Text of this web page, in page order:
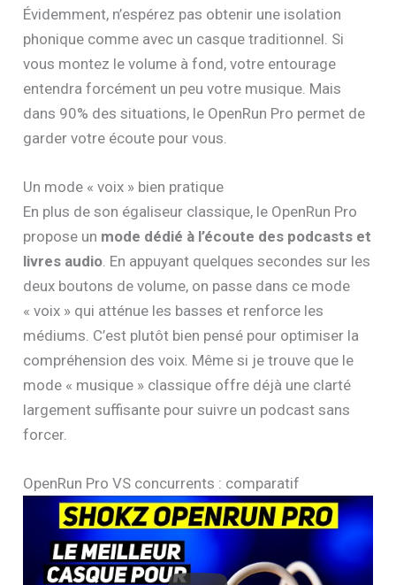
Évidemment, n’espérez pas obtenir une isolation
phonique comme avec un casque traditionnel. Si
vous montez le volume à fond, votre entourage
entendra forcément un peu votre musique. Mais
dans 90% des situations, le OpenRun Pro permet de
garder votre écoute pour vous.
Un mode « voix » bien pratique
En plus de son égaliseur classique, le OpenRun Pro
propose un mode dédié à l’écoute des podcasts et
livres audio . En appuyant quelques secondes sur les
deux boutons de volume, on passe dans ce mode
« voix » qui atténue les basses et renforce les
médiums. C’est plutôt bien pensé pour optimiser la
compréhension des voix. Même si je trouve que le
mode « musique » classique offre déjà une clarté
largement suffisante pour suivre un podcast sans
forcer.
OpenRun Pro VS concurrents : comparatif